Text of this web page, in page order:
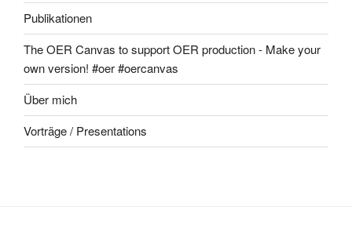
Publikationen
The OER Canvas to support OER production - Make your
own version! #oer #oercanvas
Über mich
Vorträge / Presentations